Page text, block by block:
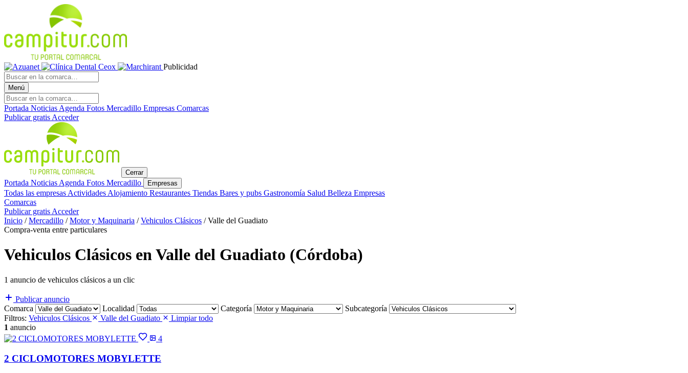
Publicidad
Menú
Portada Noticias Agenda Fotos Mercadillo Empresas Comarcas
Publicar gratis Acceder
Cerrar
Portada Noticias Agenda Fotos Mercadillo Empresas
Todas las empresas Actividades Alojamiento Restaurantes Tiendas Bares y pubs Gastronomía Salud Belleza Empresas
Comarcas
Publicar gratis Acceder
Inicio / Mercadillo / Motor y Maquinaria / Vehiculos Clásicos / Valle del Guadiato
Compra-venta entre particulares
Vehiculos Clásicos en Valle del Guadiato (Córdoba)
1 anuncio de vehiculos clásicos a un clic
Publicar anuncio
Comarca
Localidad Categoría
Subcategoría
Filtros: Vehiculos Clásicos Valle del Guadiato
Limpiar todo
1 anuncio
4
2 CICLOMOTORES MOBYLETTE